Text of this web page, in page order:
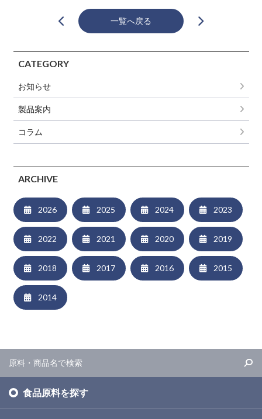
一覧へ戻る
CATEGORY
お知らせ
製品案内
コラム
ARCHIVE
2026 2025 2024 2023
2022 2021 2020 2019
2018 2017 2016 2015
2014
食品原料を探す